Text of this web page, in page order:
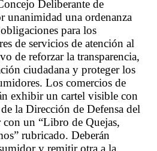
Deliberante de
unanimidad una ordenanza
para los
de servicios de atención al
de reforzar la transparencia,
ciudadana y proteger los
Los comercios de
exhibir un cartel visible con
la Dirección de Defensa del
un “Libro de Quejas,
rubricado. Deberán
y remitir otra a la